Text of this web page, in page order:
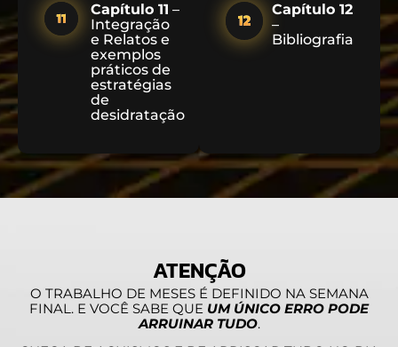
Capítulo 11 –
Integração
e Relatos e
exemplos
práticos de
estratégias
de
desidratação
Capítulo 12
–
Bibliografia
ATENÇÃO
O TRABALHO DE MESES É DEFINIDO NA SEMANA
FINAL. E VOCÊ SABE QUE UM ÚNICO ERRO PODE
ARRUINAR TUDO.